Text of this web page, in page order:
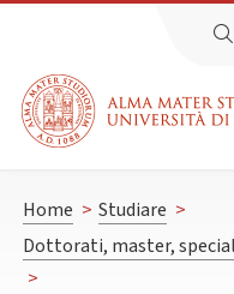
Home > Studiare >
Dottorati, master,
>